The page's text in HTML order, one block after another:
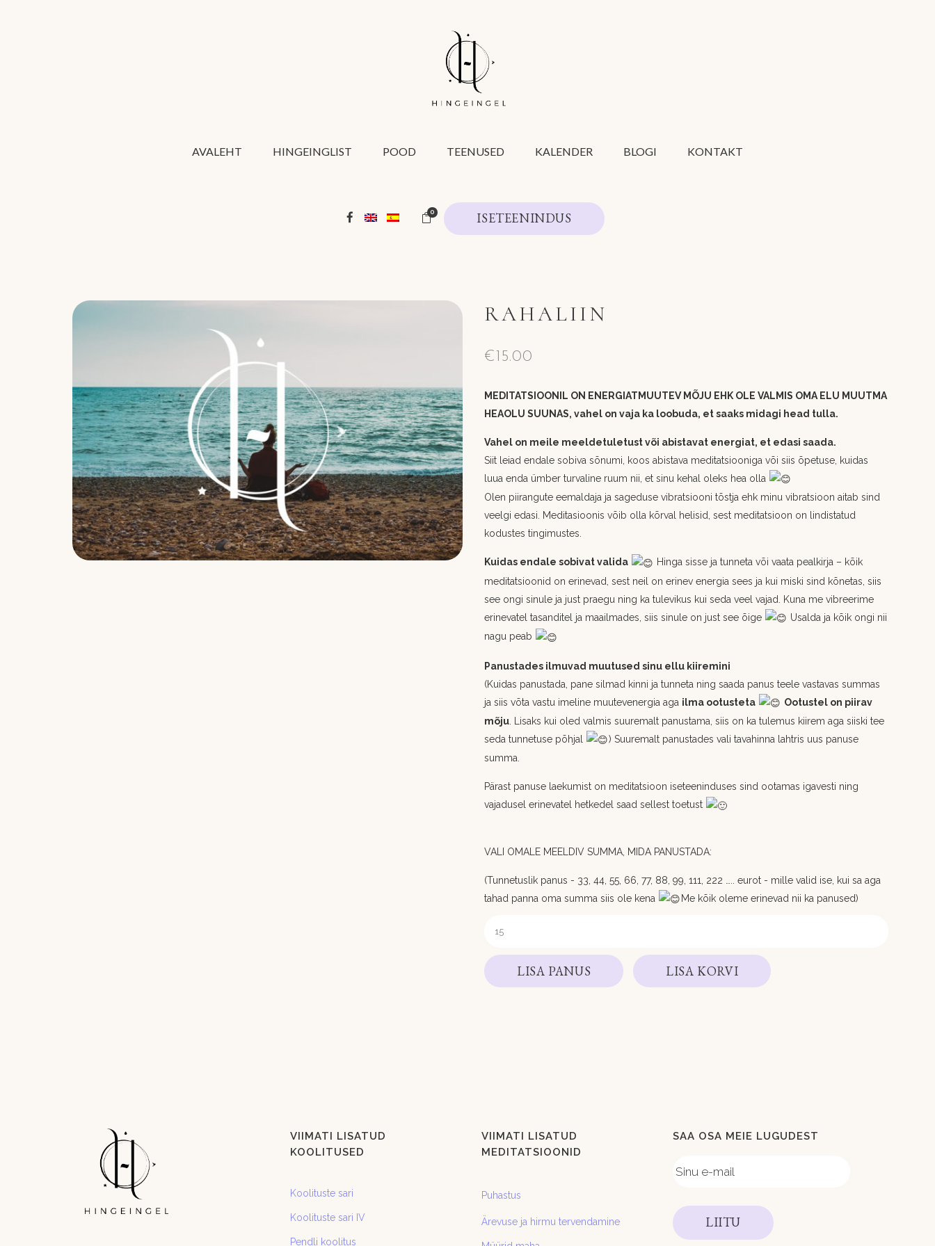
AVALEHT HINGEINGLIST POOD TEENUSED KALENDER BLOGI KONTAKT
0 ISETEENINDUS
RAHALIIN
€ 15.00
MEDITATSIOONIL ON ENERGIATMUUTEV MÕJU EHK OLE VALMIS OMA ELU MUUTMA
HEAOLU SUUNAS, vahel on vaja ka loobuda, et saaks midagi head tulla.
Vahel on meile meeldetuletust või abistavat energiat, et edasi saada.
Siit leiad endale sobiva sõnumi, koos abistava meditatsiooniga või siis õpetuse, kuidas
luua enda ümber turvaline ruum nii, et sinu kehal oleks hea olla
Olen piirangute eemaldaja ja sageduse vibratsiooni tõstja ehk minu vibratsioon aitab sind
veelgi edasi. Meditasioonis võib olla kõrval helisid, sest meditatsioon on lindistatud
kodustes tingimustes.
Kuidas endale sobivat valida
Hinga sisse ja tunneta või vaata pealkirja – kõik
meditatsioonid on erinevad, sest neil on erinev energia sees ja kui miski sind kõnetas, siis
see ongi sinule ja just praegu ning ka tulevikus kui seda veel vajad. Kuna me vibreerime
erinevatel tasanditel ja maailmades, siis sinule on just see õige
Usalda ja kõik ongi nii
nagu peab
Panustades ilmuvad muutused sinu ellu kiiremini
(Kuidas panustada, pane silmad kinni ja tunneta ning saada panus teele vastavas summas
ja siis võta vastu imeline muutevenergia aga ilma ootusteta
Ootustel on piirav
mõju . Lisaks kui oled valmis suuremalt panustama, siis on ka tulemus kiirem aga siiski tee
seda tunnetuse põhjal
) Suuremalt panustades vali tavahinna lahtris uus panuse
summa.
Pärast panuse laekumist on meditatsioon iseteeninduses sind ootamas igavesti ning
vajadusel erinevatel hetkedel saad sellest toetust
VALI OMALE MEELDIV SUMMA, MIDA PANUSTADA:
(Tunnetuslik panus - 33, 44, 55, 66, 77, 88, 99, 111, 222 ….. eurot - mille valid ise, kui sa aga
tahad panna oma summa siis ole kena
Me kõik oleme erinevad nii ka panused)
LISA PANUS LISA KORVI
VIIMATI LISATUD
KOOLITUSED
Koolituste sari
Koolituste sari IV
Pendli koolitus
VIIMATI LISATUD
MEDITATSIOONID
Puhastus
Ärevuse ja hirmu tervendamine
SAA OSA MEIE LUGUDEST